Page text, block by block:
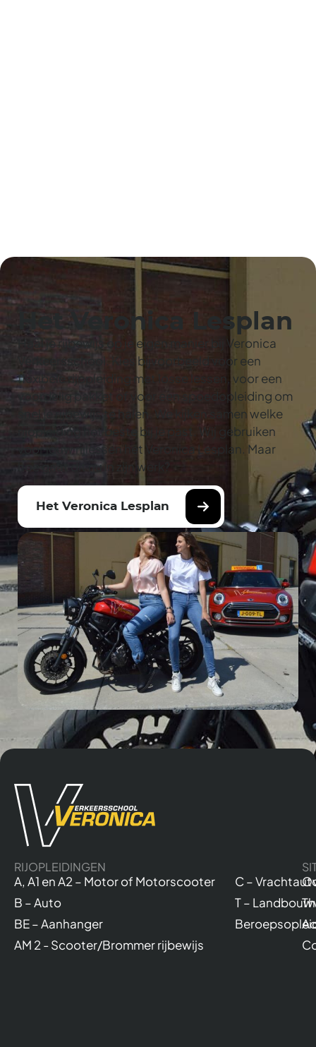
Het Veronica Lesplan
Haal je rijbewijs op je eigen manier bij Veronica
Verkeersschool. Kies bijvoorbeeld voor een
flexibele rijopleiding met losse lessen, voor een
voordelig pakket of voor een spoedopleiding om
snel je rijbewijs te halen. We kijken samen welke
rijopleiding het beste bij je past. Wij gebruiken
voor jouw rijlessen het Veronica Lesplan. Maar
hoe gaat dit nu in zijn werk?
Het Veronica Lesplan
RIJOPLEIDINGEN
A, A1 en A2 – Motor of Motorscooter
B – Auto
BE – Aanhanger
AM 2 - Scooter/Brommer rijbewijs
C –
T –